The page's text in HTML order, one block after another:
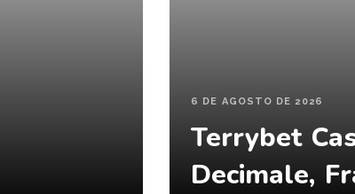
6 DE AGOSTO DE 2026
Terrybet
Decimale,